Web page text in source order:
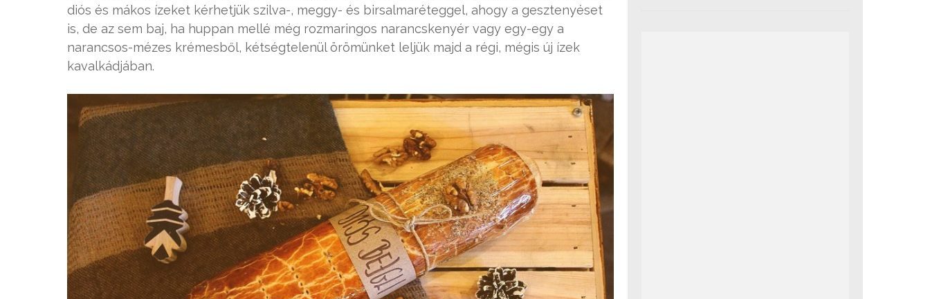
diós és mákos ízeket kérhetjük szilva-, meggy- és birsalmaréteggel, ahogy a gesztenyéset
is, de az sem baj, ha huppan mellé még rozmaringos narancskenyér vagy egy-egy a
narancsos-mézes krémesből, kétségtelenül örömünket leljük majd a régi, mégis új ízek
kavalkádjában.